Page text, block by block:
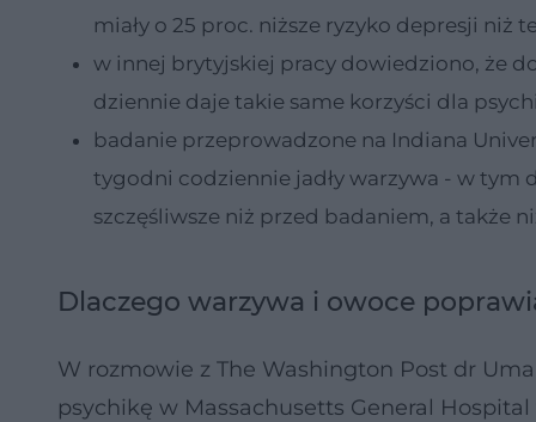
miały o 25 proc. niższe ryzyko depresji niż
w innej brytyjskiej pracy dowiedziono, że
dziennie daje takie same korzyści dla
badanie przeprowadzone na Indiana
tygodni codziennie jadły warzywa - w tym
szczęśliwsze niż przed badaniem, a także
Dlaczego warzywa i owoce
W rozmowie z The Washington Post dr
psychikę w Massachusetts General